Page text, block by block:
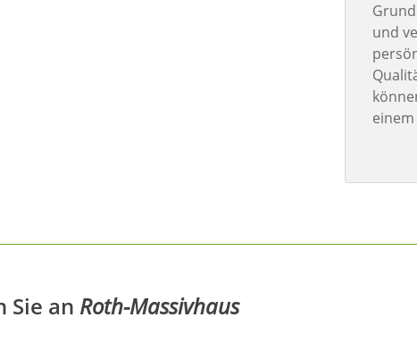
und
Sie an Roth-Massivhaus